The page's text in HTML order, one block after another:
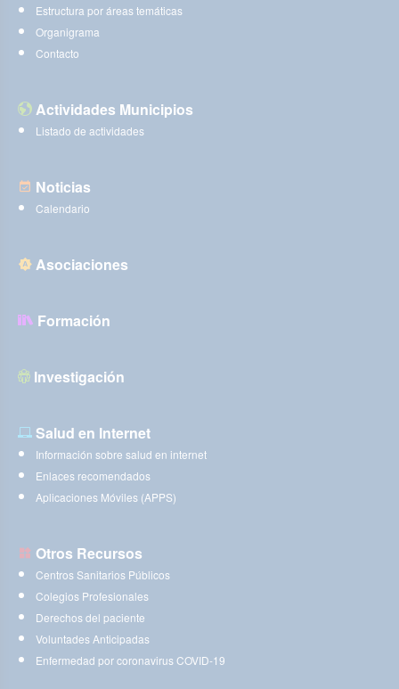
Estructura por áreas temáticas
Organigrama
Contacto
Actividades Municipios
Listado de actividades
Noticias
Calendario
Asociaciones
Formación
Investigación
Salud en Internet
Información sobre salud en internet
Enlaces recomendados
Aplicaciones Móviles (APPS)
Otros Recursos
Centros Sanitarios Públicos
Colegios Profesionales
Derechos del paciente
Voluntades Anticipadas
Enfermedad por coronavirus COVID-19